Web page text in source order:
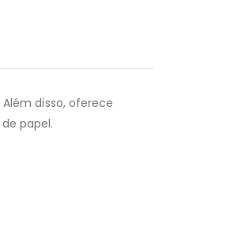
disso, oferece
papel.